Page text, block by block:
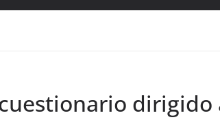
dirigido